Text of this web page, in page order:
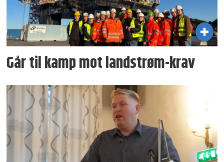
Går til kamp mot landstrøm-krav